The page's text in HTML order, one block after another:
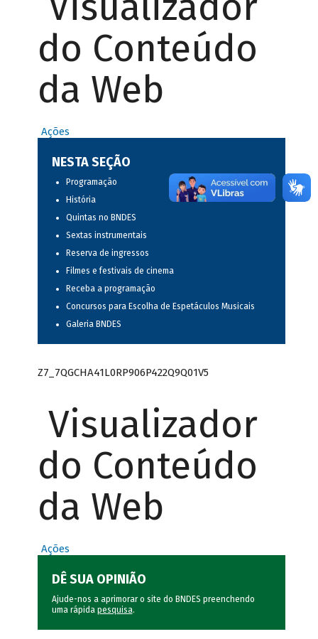
do Conteúdo
da Web
Ações
NESTA SEÇÃO
Programação
História
Quintas no BNDES
Sextas instrumentais
Reserva de ingressos
Filmes e festivais de cinema
Receba a programação
Concursos para Escolha de Espetáculos Musicais
Galeria BNDES
Z7_7QGCHA41L0RP906P422Q9Q01V5
Visualizador
do Conteúdo
da Web
Ações
DÊ SUA OPINIÃO
Ajude-nos a aprimorar o site do BNDES preenchendo
uma rápida pesquisa.